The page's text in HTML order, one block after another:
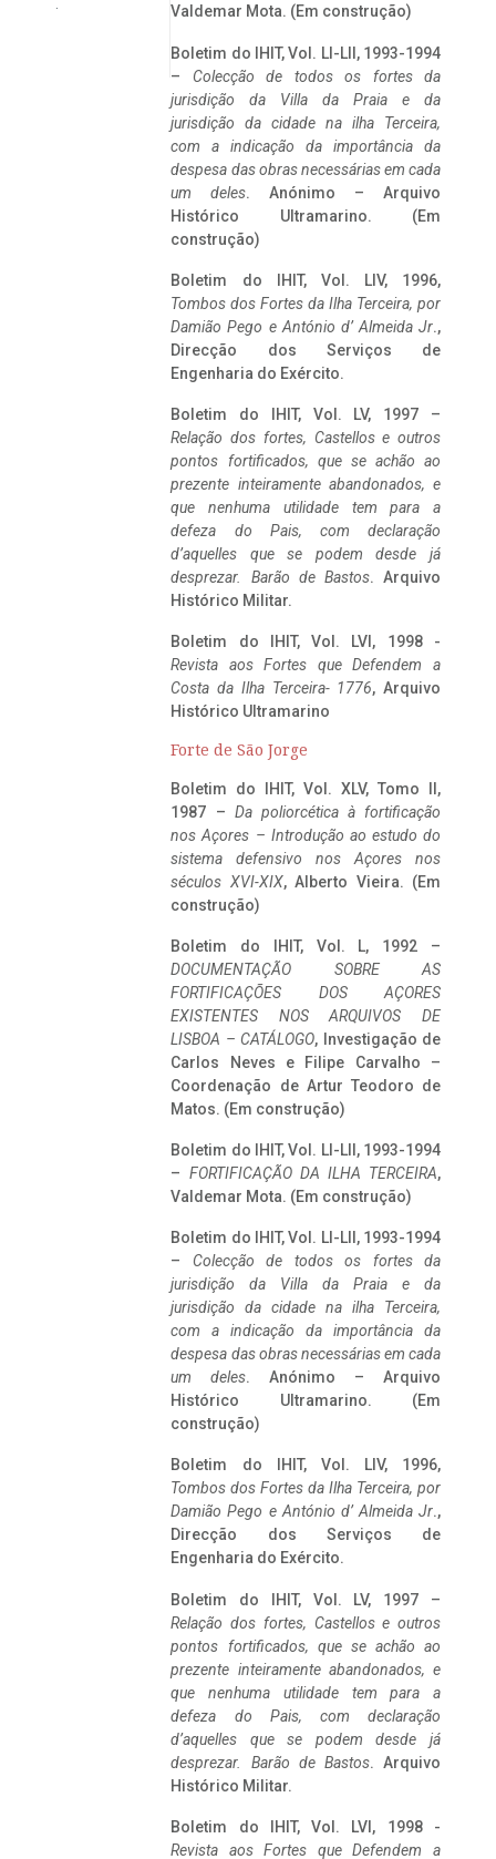
Valdemar Mota. (Em construção)
Boletim do IHIT, Vol. LI-LII, 1993-1994
– Colecção de todos os fortes da
jurisdição da Villa da Praia e da
jurisdição da cidade na ilha Terceira,
com a indicação da importância da
despesa das obras necessárias em cada
um deles. Anónimo – Arquivo
Histórico Ultramarino. (Em
construção)
Boletim do IHIT, Vol. LIV, 1996,
Tombos dos Fortes da Ilha Terceira, por
Damião Pego e António d’ Almeida Jr.,
Direcção dos Serviços de
Engenharia do Exército.
Boletim do IHIT, Vol. LV, 1997 –
Relação dos fortes, Castellos e outros
pontos fortificados, que se achão ao
prezente inteiramente abandonados, e
que nenhuma utilidade tem para a
defeza do Pais, com declaração
d’aquelles que se podem desde já
desprezar. Barão de Bastos. Arquivo
Histórico Militar.
Boletim do IHIT, Vol. LVI, 1998 -
Revista aos Fortes que Defendem a
Costa da Ilha Terceira- 1776, Arquivo
Histórico Ultramarino
Forte de São Jorge
Boletim do IHIT, Vol. XLV, Tomo II,
1987 – Da poliorcética à fortificação
nos Açores – Introdução ao estudo do
sistema defensivo nos Açores nos
séculos XVI-XIX, Alberto Vieira. (Em
construção)
Boletim do IHIT, Vol. L, 1992 –
DOCUMENTAÇÃO SOBRE AS
FORTIFICAÇÕES DOS AÇORES
EXISTENTES NOS ARQUIVOS DE
LISBOA – CATÁLOGO, Investigação de
Carlos Neves e Filipe Carvalho –
Coordenação de Artur Teodoro de
Matos. (Em construção)
Boletim do IHIT, Vol. LI-LII, 1993-1994
– FORTIFICAÇÃO DA ILHA TERCEIRA,
Valdemar Mota. (Em construção)
Boletim do IHIT, Vol. LI-LII, 1993-1994
– Colecção de todos os fortes da
jurisdição da Villa da Praia e da
jurisdição da cidade na ilha Terceira,
com a indicação da importância da
despesa das obras necessárias em cada
um deles. Anónimo – Arquivo
Histórico Ultramarino. (Em
construção)
Boletim do IHIT, Vol. LIV, 1996,
Tombos dos Fortes da Ilha Terceira, por
Damião Pego e António d’ Almeida Jr.,
Direcção dos Serviços de
Engenharia do Exército.
Boletim do IHIT, Vol. LV, 1997 –
Relação dos fortes, Castellos e outros
pontos fortificados, que se achão ao
prezente inteiramente abandonados, e
que nenhuma utilidade tem para a
defeza do Pais, com declaração
d’aquelles que se podem desde já
desprezar. Barão de Bastos. Arquivo
Histórico Militar.
Boletim do IHIT, Vol. LVI, 1998 -
Revista aos Fortes que Defendem a